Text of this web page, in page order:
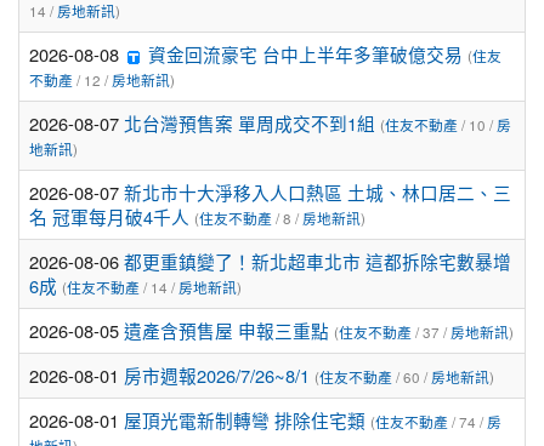
14 / 房地新訊)
2026-08-08 資金回流豪宅 台中上半年多筆破億交易 (住友
不動產 / 12 / 房地新訊)
2026-08-07 北台灣預售案 單周成交不到1組 (住友不動產 / 10 / 房
地新訊)
2026-08-07新北市十大淨移入人口熱區 土城、林口居二、三
名 冠軍每月破4千人 (住友不動產 / 8 / 房地新訊)
2026-08-06都更重鎮變了！新北超車北市 這都拆除宅數暴增
6成 (住友不動產 / 14 / 房地新訊)
2026-08-05遺產含預售屋 申報三重點 (住友不動產 / 37 / 房地新訊)
2026-08-01 房市週報2026/7/26~8/1 (住友不動產 / 60 / 房地新訊)
2026-08-01 屋頂光電新制轉彎 排除住宅類 (住友不動產 / 74 / 房